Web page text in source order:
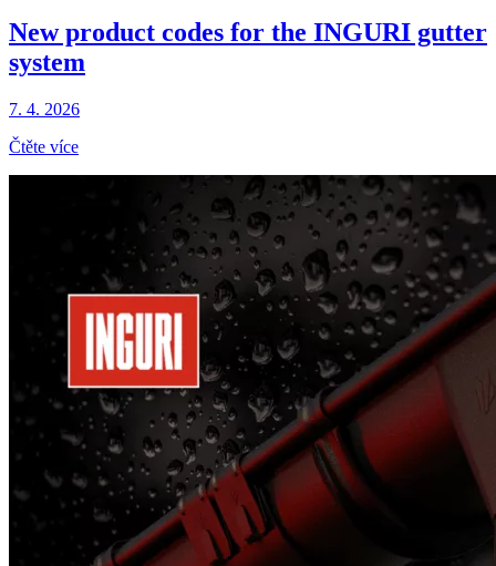
New product codes for the INGURI gutter
system
7. 4. 2026
Čtěte více